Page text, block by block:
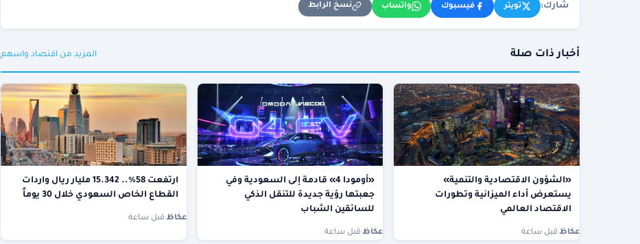
شارك: تويتر فيسبوك واتساب نسخ الرابط
أخبار ذات صلة المزيد من اقتصاد واسهم
«الشؤون الاقتصادية والتنمية»
يستعرض أداء الميزانية وتطورات
الاقتصاد العالمي
عكاظ قبل ساعة
«أومودا 4» قادمة إلى السعودية وفي
جعبتها رؤية جديدة للتنقل الذكي
للسائقين الشباب
عكاظ· قبل ساعة
ارتفعت 58%.. 15.342 مليار ريال واردات
القطاع الخاص السعودي خلال 30 يوماً
عكاظ قبل ساعة